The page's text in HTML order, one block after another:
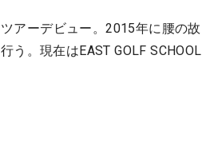
アーデビュー。2015年に腰の故
。現在はEAST GOLF SCHOOL